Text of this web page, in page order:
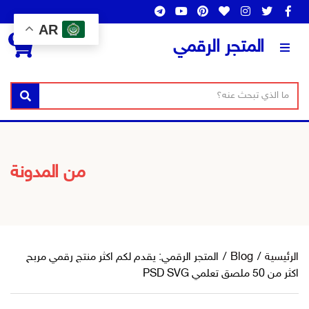
المتجر الرقمي
س
ف
ص
ا
بحث
0
من المدونة
الرئيسية /
Blog
/ المتجر الرقمي: يقدم لكم اكثر منتج رقمي مربح
اكثر من 50 ملصق تعلمي PSD SVG
AR